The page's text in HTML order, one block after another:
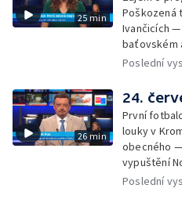
—
25 min
Poškozená
Ivančicích
baťovském
vína —
Brněnské
Chystaná
Nový seriál
Poslední
26 min
24.
První
louky v
obecného
vypuštění
odstranění
Poslední